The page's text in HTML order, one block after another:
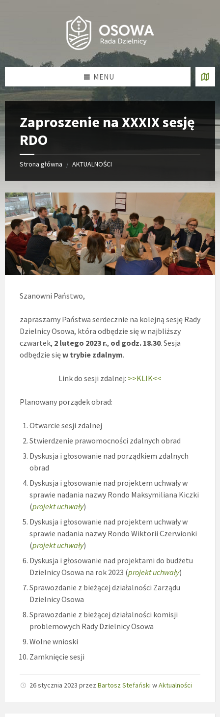
MENU
Zaproszenie na XXXIX sesję
RDO
Strona główna / AKTUALNOŚCI
Szanowni Państwo,
zapraszamy Państwa serdecznie na kolejną sesję Rady
Dzielnicy Osowa, która odbędzie się w najbliższy
czwartek, 2 lutego 2023 r., od godz. 18.30. Sesja
odbędzie sięw trybie zdalnym.
Link do sesji zdalnej: >>KLIK<<
Planowany porządek obrad:
Otwarcie sesji zdalnej
Stwierdzenie prawomocności zdalnych obrad
Dyskusja i głosowanie nad porządkiem zdalnych
obrad
Dyskusja i głosowanie nad projektem uchwały w
sprawie nadania nazwy Rondo Maksymiliana Kiczki
(projekt uchwały)
Dyskusja i głosowanie nad projektem uchwały w
sprawie nadania nazwy Rondo Wiktorii Czerwionki
(projekt uchwały)
Dyskusja i głosowanie nad projektami do budżetu
Dzielnicy Osowa na rok 2023 (projekt uchwały)
Sprawozdanie z bieżącej działalności Zarządu
Dzielnicy Osowa
Sprawozdanie z bieżącej działalności komisji
problemowych Rady Dzielnicy Osowa
Wolne wnioski
Zamknięcie sesji
26 stycznia 2023 przez Bartosz Stefański wAktualności